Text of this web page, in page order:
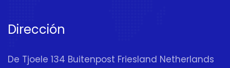
Dirección
De Tjoele 134 Buitenpost Friesland Netherlands